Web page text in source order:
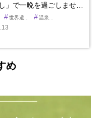
」で一晩を過ごしませ…
#世界遺... #温泉...
め